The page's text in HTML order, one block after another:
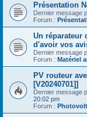
Présentation
Dernier message
Forum :
Un réparateur
d'avoir vos
Dernier message
Forum : Matériel
PV routeur
[V20240701]]
Dernier message
20:02 pm
Forum :